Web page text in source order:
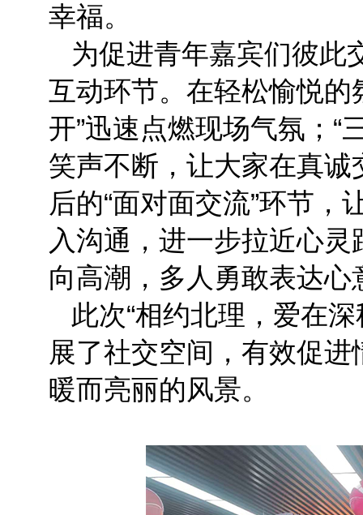
幸福。
为促进青年嘉宾们彼此
互动环节。在轻松愉悦的
开”迅速点燃现场气氛；“
笑声不断，让大家在真
后的“面对面交流”环节
入沟通，进一步拉近心灵
向高潮，多人勇敢表达
此次“相约北理，爱在
展了社交空间，有效促
暖而亮丽的风景。